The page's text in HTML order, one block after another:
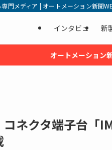
門メディア | オートメーション新聞
インタビュ 新
オートメーション
ネクタ端子台「